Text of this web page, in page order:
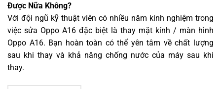
Được Nữa Không?
Với đội ngũ kỹ thuật viên có nhiều năm kinh nghiệm trong
việc sửa Oppo A16 đặc biệt là thay mặt kính / màn hình
Oppo A16. Bạn hoàn toàn có thể yên tâm về chất lượng
sau khi thay và khả năng chống nước của máy sau khi
thay.